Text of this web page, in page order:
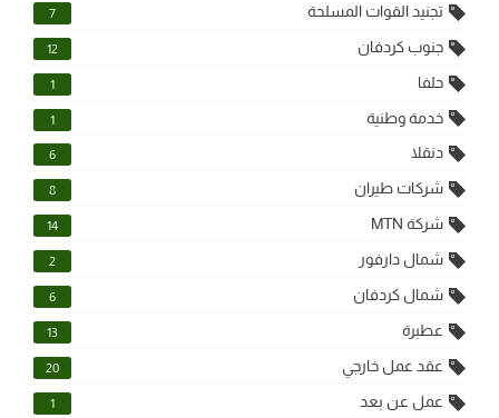
تجنيد القوات المسلحة 7
جنوب كردفان 12
حلفا 1
خدمة وطنية 1
دنقلا 6
شركات طيران 8
شركة MTN 14
شمال دارفور 2
شمال كردفان 6
عطبرة 13
عقد عمل خارجي 20
عمل عن بعد 1